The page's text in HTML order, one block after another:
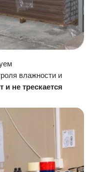
влажности и
и не трескается